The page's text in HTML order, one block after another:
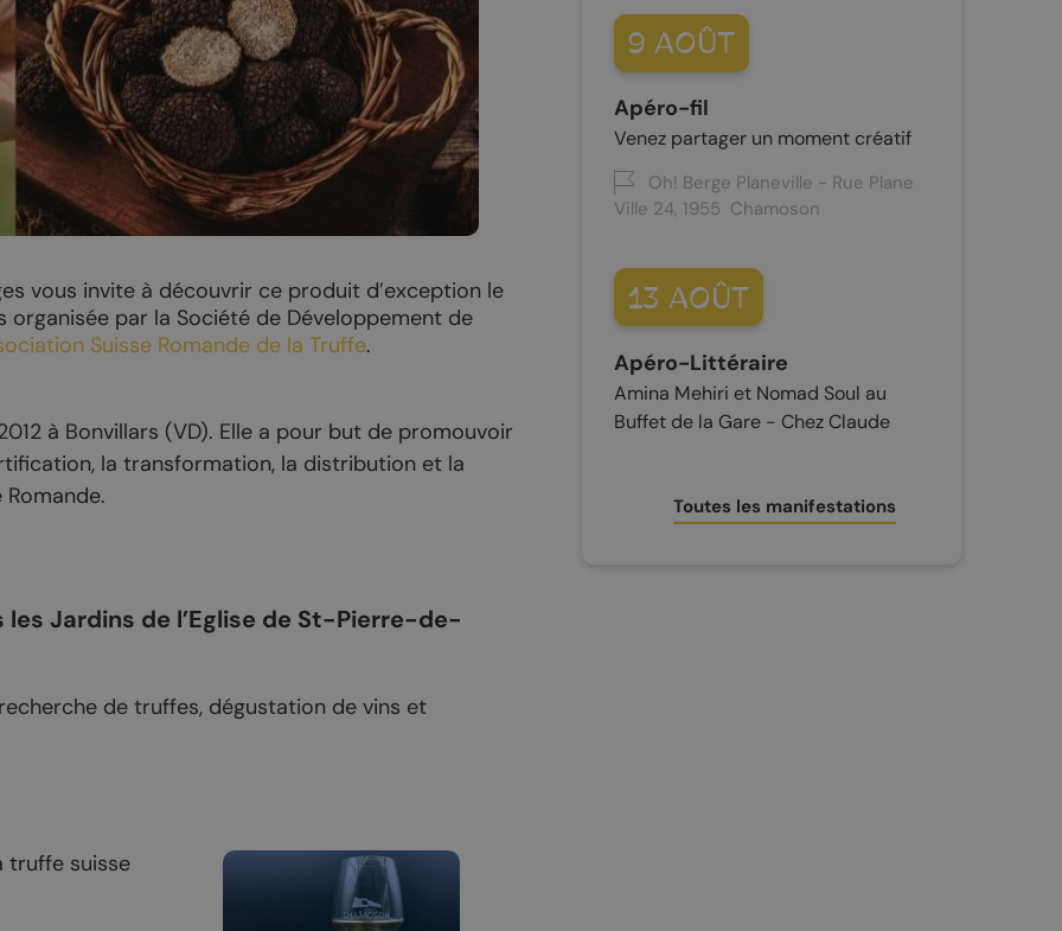
Les Caves
Confrérie du Johannis
PRÈS DE CHEZ NOUS
Ovronnaz
Coteaux du Soleil –
Derborence
Saillon
Valais
vacances
Les caves
vous invite à découvrir ce produit d’exception le
organisée par la Société de Développement de
Suisse Romande de la Truffe.
à Bonvillars (VD). Elle a pour but de promouvoir
la transformation, la distribution et la
les Jardins de l’Eglise de St-Pierre-de-
de truffes, dégustation de vins et
truffe suisse
9 AOÛT
Apéro-fil
Venez partager un moment créatif
Oh! Berge Planeville - Rue Plane
Ville 24 1955 Chamoson
13 AOÛT
Apéro-Littéraire
Amina Mehiri et Nomad Soul au
Buffet de la Gare - Chez Claude
Toutes les manifestations